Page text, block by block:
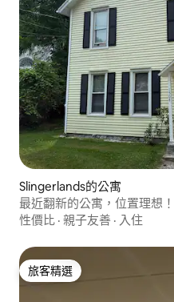
Slingerlands的公寓
最近翻新的公寓，位置理想！
性價比 · 親子友善 · 入住
旅客精選
旅客精選